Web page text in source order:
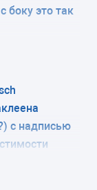
боку это так
с надписью
и т.д. За